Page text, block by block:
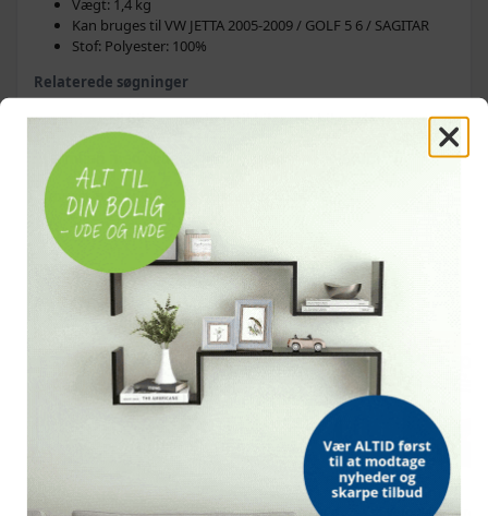
Vægt: 1,4 kg
Kan bruges til VW JETTA 2005-2009 / GOLF 5 6 / SAGITAR
Stof: Polyester: 100%
Relaterede søgninger
armlæn til bil
armlæn til biler
bilarmlæn
armlæn med opbevaring
armstøtte til bil
OFTE KØBT SAMMEN MED
Bordmodel
POPULÆR
Hængeparasols med Vetoquinol